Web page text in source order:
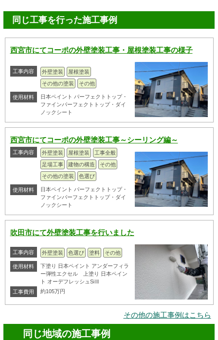
同じ工事を行った施工事例
西宮市にてコーポの外壁塗装工事・屋根塗装工事の様子
工事内容 外壁塗装
屋根塗装
その他の塗装
その他
使用材料
日本ペイント パーフェクトトップ・
ファインパーフェクトトップ・ダイ
ノックシート
西宮市にてコーポの外壁塗装工事～シーリング編～
工事内容 外壁塗装 屋根塗装
工事全般
足場工事
建物の構造
その他
その他の塗装
色選び
使用材料
日本ペイント パーフェクトトップ・
ファインパーフェクトトップ・ダイ
ノックシート
吹田市にて外壁塗装工事を行いました
工事内容 外壁塗装 色選び 塗料 その他
使用材料
下塗り 日本ペイント アンダーフィラ
ー弾性エクセル 上塗り 日本ペイン
ト オーデフレッシュSiⅢ
工事費用
約105万円
その他の施工事例はこちら
同じ地域の施工事例